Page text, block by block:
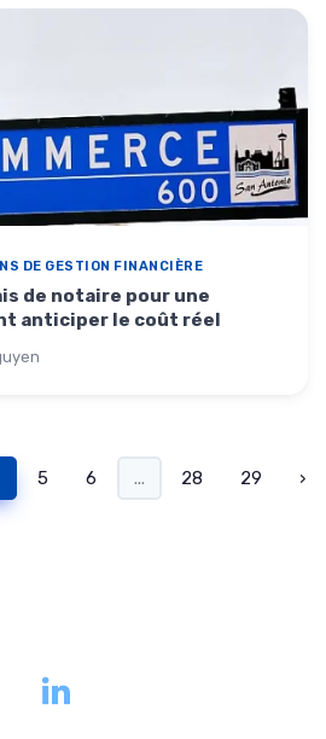
DE GESTION FINANCIÈRE
de notaire pour une
anticiper le coût réel
5 6 ... 28 29 ›